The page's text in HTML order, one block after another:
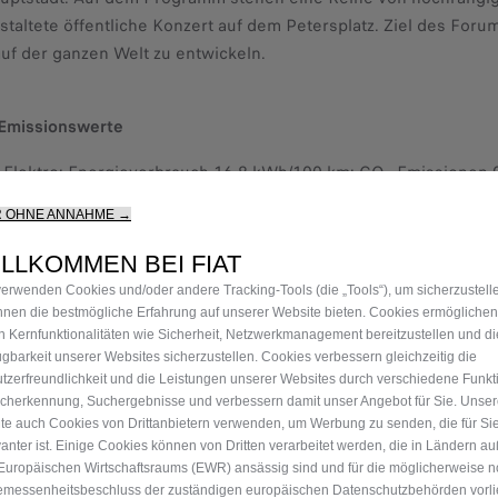
öffentliche Konzert auf dem Petersplatz. Ziel des
der ganzen Welt zu entwickeln.
Elektro: Energieverbrauch 16,8 kWh/100 km; CO2-Emissionen
15,1-15,2 kWh/100 km; CO
24,3 kWh/100 km; CO
gem. WLTP. Die Werte eines Fahrzeugs hängen nicht nur
werden auch vom Fahrverhalten und anderen
OHNE ANNAHME →
BEI FIAT
Cookies und/oder andere Tracking-Tools (die „Tools“), um
die bestmögliche Erfahrung auf unserer Website bieten. Cookies
Kernfunktionalitäten wie Sicherheit, Netzwerkmanagement bereitzustellen und
unserer Websites sicherzustellen. Cookies verbessern gleichzeitig die
und die Leistungen unserer Websites durch verschiedene
Suchergebnisse und verbessern damit unser Angebot für Sie.
auch Cookies von Drittanbietern verwenden, um Werbung zu senden, die für Sie
ist. Einige Cookies können von Dritten verarbeitet werden, die in Ländern
Wirtschaftsraums (EWR) ansässig sind und für die möglicherweise
der zuständigen europäischen Datenschutzbehörden